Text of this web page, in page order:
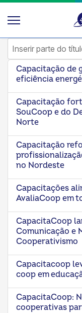
Inserir parte do título
Capacitação de
eficiência
Capacitação
SouCoop e do
Norte
Capacitação
no Nordeste
Capacitações
AvaliaCoop em
CapacitaCoop
Comunicação e
Cooperativismo
Capacitacoop
coop em
CapacitaCoop:
cooperativas